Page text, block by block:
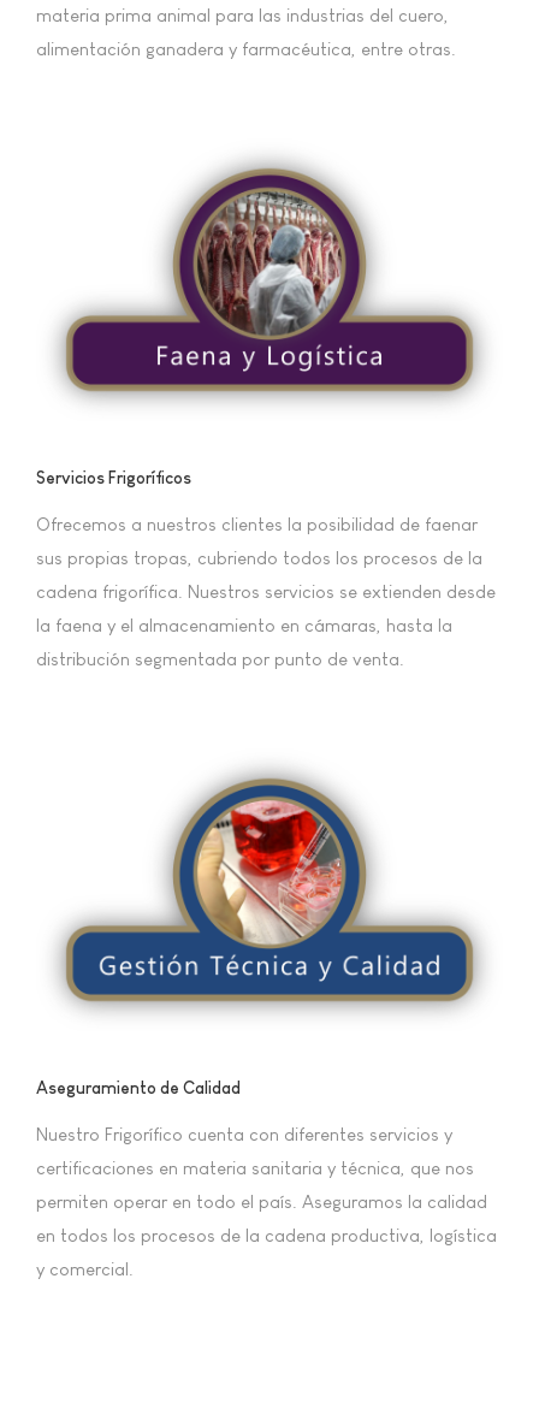
materia prima animal para las industrias del cuero,
alimentación ganadera y farmacéutica, entre otras.
Servicios Frigoríficos
Ofrecemos a nuestros clientes la posibilidad de faenar
sus propias tropas, cubriendo todos los procesos de la
cadena frigorífica. Nuestros servicios se extienden desde
la faena y el almacenamiento en cámaras, hasta la
distribución segmentada por punto de venta.
Aseguramiento de Calidad
Nuestro Frigorífico cuenta con diferentes servicios y
certificaciones en materia sanitaria y técnica, que nos
permiten operar en todo el país. Aseguramos la calidad
en todos los procesos de la cadena productiva, logística
y comercial.